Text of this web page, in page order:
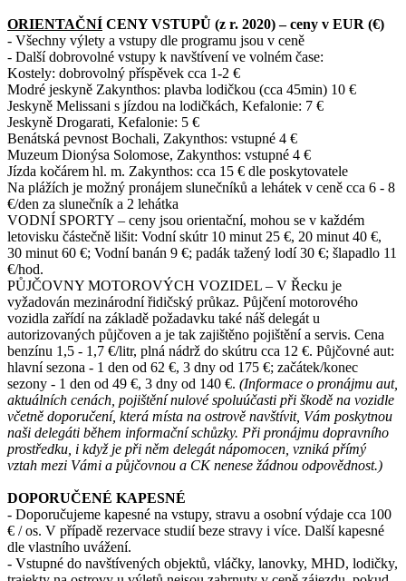
ORIENTAČNÍ CENY VSTUPŮ (z r. 2020) – ceny v EUR (€)
- Všechny výlety a vstupy dle programu jsou v ceně
- Další dobrovolné vstupy k navštívení ve volném čase:
Kostely: dobrovolný příspěvek cca 1-2 €
Modré jeskyně Zakynthos: plavba lodičkou (cca 45min) 10 €
Jeskyně Melissani s jízdou na lodičkách, Kefalonie: 7 €
Jeskyně Drogarati, Kefalonie: 5 €
Benátská pevnost Bochali, Zakynthos: vstupné 4 €
Muzeum Dionýsa Solomose, Zakynthos: vstupné 4 €
Jízda kočárem hl. m. Zakynthos: cca 15 € dle poskytovatele
Na plážích je možný pronájem slunečníků a lehátek v ceně cca 6 - 8
€/den za slunečník a 2 lehátka
VODNÍ SPORTY – ceny jsou orientační, mohou se v každém
letovisku částečně lišit: Vodní skútr 10 minut 25 €, 20 minut 40 €,
30 minut 60 €; Vodní banán 9 €; padák tažený lodí 30 €; šlapadlo 11
€/hod.
PŮJČOVNY MOTOROVÝCH VOZIDEL – V Řecku je
vyžadován mezinárodní řidičský průkaz. Půjčení motorového
vozidla zařídí na základě požadavku také náš delegát u
autorizovaných půjčoven a je tak zajištěno pojištění a servis. Cena
benzínu 1,5 - 1,7 €/litr, plná nádrž do skútru cca 12 €. Půjčovné aut:
hlavní sezona - 1 den od 62 €, 3 dny od 175 €; začátek/konec
sezony - 1 den od 49 €, 3 dny od 140 €. (Informace o pronájmu aut,
aktuálních cenách, pojištění nulové spoluúčasti při škodě na vozidle
včetně doporučení, která místa na ostrově navštívit, Vám poskytnou
naši delegáti během informační schůzky. Při pronájmu dopravního
prostředku, i když je při něm delegát nápomocen, vzniká přímý
vztah mezi Vámi a půjčovnou a CK nenese žádnou odpovědnost.)
DOPORUČENÉ KAPESNÉ
- Doporučujeme kapesné na vstupy, stravu a osobní výdaje cca 100
€ / os. V případě rezervace studií beze stravy i více. Další kapesné
dle vlastního uvážení.
- Vstupné do navštívených objektů, vláčky, lanovky, MHD, lodičky,